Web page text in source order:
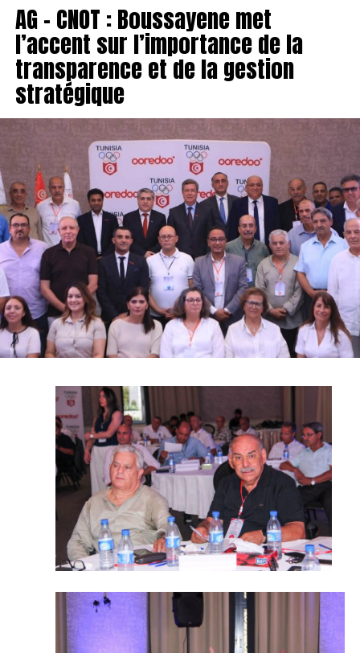
AG – CNOT : Boussayene met
l’accent sur l’importance de la
transparence et de la gestion
stratégique